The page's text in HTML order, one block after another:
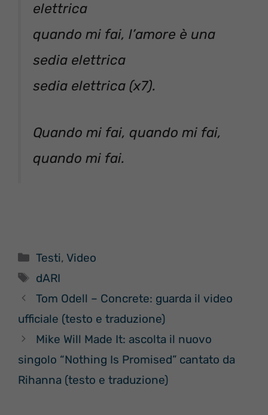
elettrica
quando mi fai, l’amore è una
sedia elettrica
sedia elettrica (x7).
Quando mi fai, quando mi fai,
quando mi fai.
Categorie
Testi,Video
Tag
dARI
Tom Odell – Concrete: guarda il video
ufficiale (testo e traduzione)
Mike Will Made It: ascolta il nuovo
singolo “Nothing Is Promised” cantato da
Rihanna (testo e traduzione)